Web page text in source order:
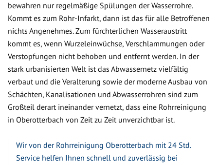
bewahren nur regelmäßige Spülungen der Wasserrohre.
Kommt es zum Rohr-Infarkt, dann ist das für alle Betroffenen
nichts Angenehmes. Zum fürchterlichen Wasseraustritt
kommt es, wenn Wurzeleinwüchse, Verschlammungen oder
Verstopfungen nicht behoben und entfernt werden. In der
stark urbanisierten Welt ist das Abwassernetz vielfältig
verbaut und die Veralterung sowie der moderne Ausbau von
Schächten, Kanalisationen und Abwasserrohren sind zum
Großteil derart ineinander vernetzt, dass eine Rohrreinigung
in Oberotterbach von Zeit zu Zeit unverzichtbar ist.
Wir von der Rohrreinigung Oberotterbach mit 24 Std.
Service helfen Ihnen schnell und zuverlässig bei